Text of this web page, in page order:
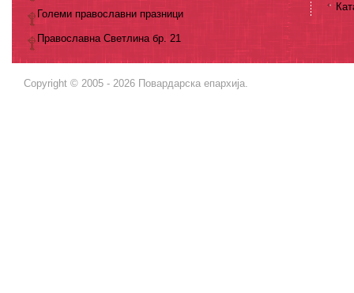
Големи православни празници
Православна Светлина бр. 21
Copyright © 2005 - 2026 Повардарска епархија.